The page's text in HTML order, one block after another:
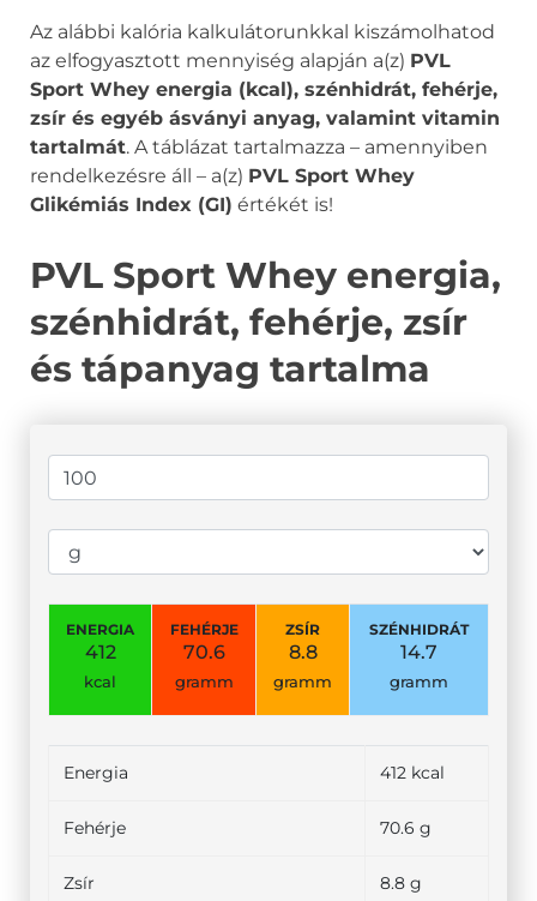
Az alábbi kalória kalkulátorunkkal kiszámolhatod
az elfogyasztott mennyiség alapján a(z) PVL
Sport Whey energia (kcal), szénhidrát, fehérje,
zsír és egyéb ásványi anyag, valamint vitamin
tartalmát. A táblázat tartalmazza – amennyiben
rendelkezésre áll – a(z) PVL Sport Whey
Glikémiás Index (GI) értékét is!
PVL Sport Whey energia,
szénhidrát, fehérje, zsír
és tápanyag tartalma
ENERGIA
412
kcal
FEHÉRJE
70.6
gramm
ZSÍR
8.8
gramm
SZÉNHIDRÁT
14.7
gramm
Energia 412 kcal
Fehérje 70.6 g
Zsír 8.8 g